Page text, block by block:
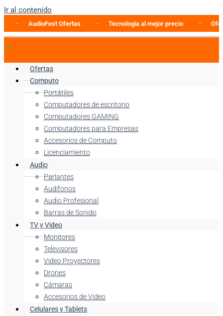
Ir al contenido
AudioFest Ofertas Tecnología al mejor precio Oferta
Ofertas
Computo
Portátiles
Computadores de escritorio
Computadores GAMING
Computadores para Empresas
Accesorios de Computo
Licenciamiento
Audio
Parlantes
Audífonos
Audio Profesional
Barras de Sonido
TV y Video
Monitores
Televisores
Video Proyectores
Drones
Cámaras
Accesorios de Video
Celulares y Tablets